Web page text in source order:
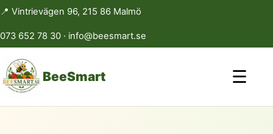
📍 Vintrievägen 96, 215 86 Malmö
073 652 78 30 · info@beesmart.se
BeeSmart ☰